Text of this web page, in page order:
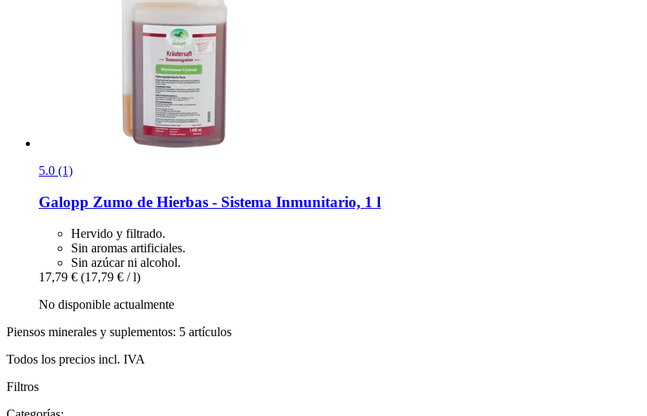
5.0 (1)
Galopp Zumo de Hierbas -​ Sistema Inmunitario, 1 l
Hervido y filtrado.
Sin aromas artificiales.
Sin azúcar ni alcohol.
17,79 € (17,79 € / l)
No disponible actualmente
Piensos minerales y suplementos: 5 artículos
Todos los precios incl. IVA
Filtros